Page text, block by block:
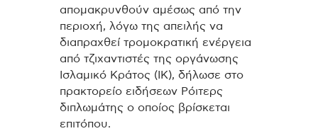
απομακρυνθούν αμέσως από την
περιοχή, λόγω της απειλής να
διαπραχθεί τρομοκρατική ενέργεια
από τζιχαντιστές της οργάνωσης
Ισλαμικό Κράτος (ΙΚ), δήλωσε στο
πρακτορείο ειδήσεων Ρόιτερς
διπλωμάτης ο οποίος βρίσκεται
επιτόπου.